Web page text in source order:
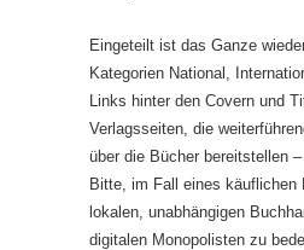
Eingeteilt ist das Ganze
Kategorien National,
Links hinter den Covern und
Verlagsseiten, die
über die Bücher bereitstellen
Bitte, im Fall eines käuflichen
lokalen, unabhängigen
digitalen Monopolisten zu